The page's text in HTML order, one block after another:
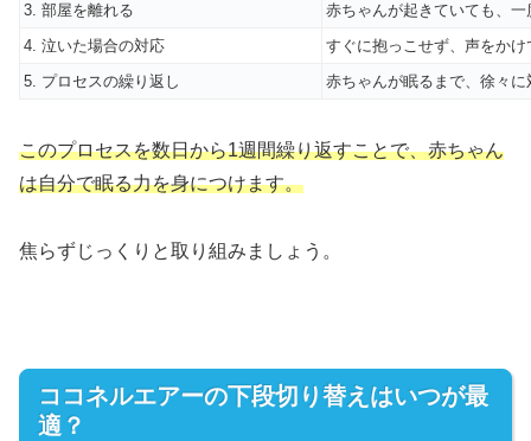
3. 部屋を離れる
赤ちゃんが起きていても、
4. 泣いた場合の対応
すぐに抱っこせず、声をか
5. プロセスの繰り返し
赤ちゃんが眠るまで、徐々
このプロセスを数日から1週間繰り返すことで、赤ちゃん
は自分で眠る力を身につけます。
焦らずじっくりと取り組みましょう。
ココネルエアーの下段切り替えはいつが最
適？